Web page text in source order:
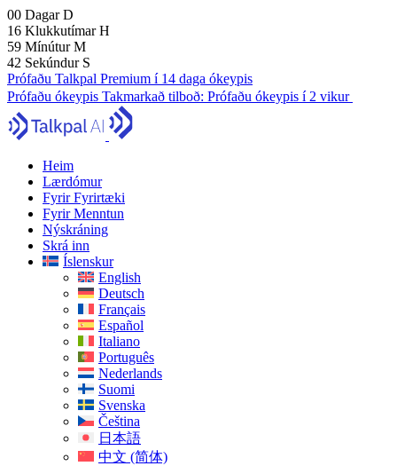
00 DagarD
16 KlukkutímarH
59 MínúturM
41 Sekúndur S
Prófaðu Talkpal Premium í 14 daga ókeypis
Prófaðu ókeypis Takmarkað tilboð: Prófaðu ókeypis í 2 vikur
Heim
Lærdómur
Fyrir Fyrirtæki
Fyrir Menntun
Nýskráning
Skrá inn
Íslenskur
English
Deutsch
Français
Español
Italiano
Português
Nederlands
Suomi
Svenska
Čeština
日本語
中文 (简体)